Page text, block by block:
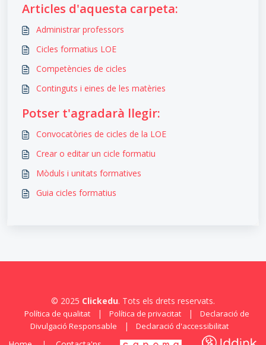
Articles d'aquesta carpeta:
Administrar professors
Cicles formatius LOE
Competències de cicles
Continguts i eines de les matèries
Potser t'agradarà llegir:
Convocatòries de cicles de la LOE
Crear o editar un cicle formatiu
Mòduls i unitats formatives
Guia cicles formatius
© 2025 Clickedu. Tots els drets reservats.
Política de qualitat | Política de privacitat |
Declaració de
Divulgació Responsable
| Declaració d'accessibilitat